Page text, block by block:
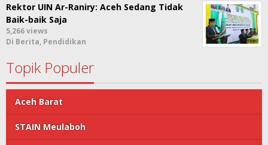
Rektor UIN Ar-Raniry: Aceh Sedang Tidak
Baik-baik Saja
5,266 views
Di Berita, Pendidikan
Topik Populer
Aceh Barat
STAIN Meulaboh